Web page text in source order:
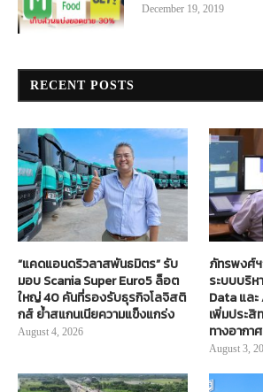
December 19, 2019
RECENT POSTS
“แคดแอนดริวลาสพันธมิตร” รับ
มอบ Scania Super Euro5 ล็อต
ใหญ่ 40 คันที่รองรับธุรกิจโลจิสติ
กส์ ย้ำสแกนเนียความแข็งแกร่ง
August 4, 2026
ภัทรพงศ์
ระบบบริห
Data แล
เพิ่มประสิ
ทางอากาศ
August 3,